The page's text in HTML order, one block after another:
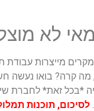
מייצרות
קרה? בואו נעשה
*בכל זאת* לחברת
לסיכום, תוכנות